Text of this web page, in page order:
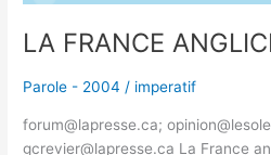
LA FRANCE
Parole - 2004 / imperatif
forum@lapresse.ca;
gcrevier@lapresse.ca La France